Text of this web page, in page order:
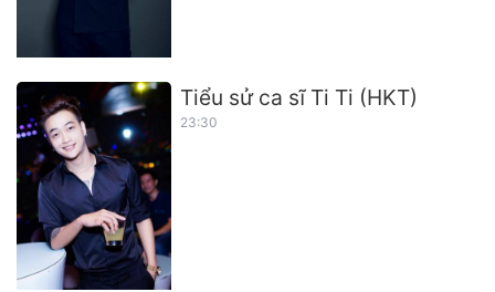
Tiểu sử ca sĩ Ti Ti (HKT)
23:30